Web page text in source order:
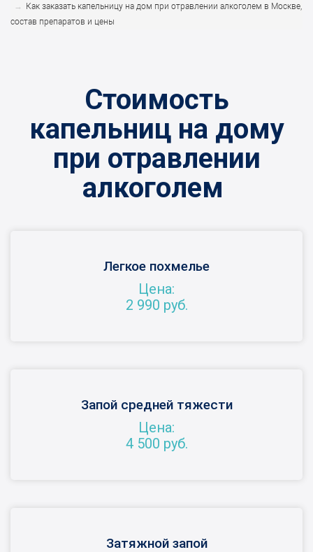
Как заказать капельницу на дом при отравлении алкоголем в Москве,
состав препаратов и цены
Стоимость
капельниц на дому
при отравлении
алкоголем
Легкое похмелье
Цена:
2 990 руб.
Запой средней тяжести
Цена:
4 500 руб.
Затяжной запой